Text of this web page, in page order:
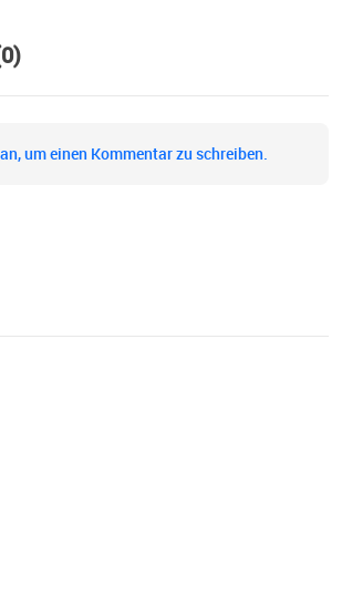
um einen Kommentar zu schreiben.